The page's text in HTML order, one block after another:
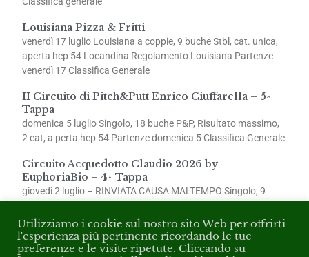
Louisiana Pizza & Fritti
venerdì 17 luglio Louisiana a coppie, 9 buche Stbl, cat. unica,
aperta hcp 54 Locandina Regolamento Louisiana Partenze
venerdì 17 Classifica Generale
II Circuito di Pitch&Putt Enrico Ciuffarella – 5^
Tappa
domenica 5 luglio Singolo, 18 buche P&P, Risultato massimo,
2 cat, a perta hcp 54 Partenze domenica 5 Classifica Generale
Circuito Acquedotto Claudio 2026 by
EuphoriaBio – 4^ Tappa
giovedì 2 luglio – RINVIATA CAUSA MALTEMPO Singolo, 9
Utilizziamo i cookie sul nostro sito Web per offrirti
l'esperienza più pertinente ricordando le tue
preferenze e le visite ripetute. Cliccando su